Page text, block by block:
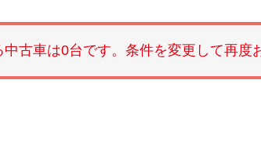
古車は0台です。条件を変更して再度